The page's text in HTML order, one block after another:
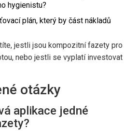
hygienistu?
plán, který by část nákladů
jestli jsou kompozitní fazety pro
nebo jestli se vyplatí investovat
otázky
aplikace jedné